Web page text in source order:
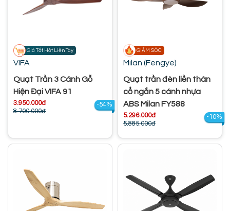
Giá Tốt Hốt Liền Tay
VIFA
Quạt Trần 3 Cánh Gỗ
Hiện Đại VIFA 91
3.950.000đ
8.700.000đ
-54%
GIẢM SỐC
Milan (Fengye)
Quạt trần đèn liền thân
cổ ngắn 5 cánh nhựa
ABS Milan FY588
5.296.000đ
5.885.000đ
-10%